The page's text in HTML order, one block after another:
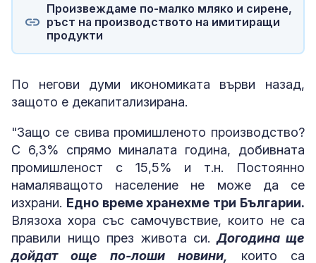
Произвеждаме по-малко мляко и сирене,
ръст на производството на имитиращи
продукти
По негови думи икономиката върви назад,
защото е декапитализирана.
"Защо се свива промишленото производство?
С 6,3% спрямо миналата година, добивната
промишленост с 15,5% и т.н. Постоянно
намаляващото население не може да се
изхрани. Едно време хранехме три Българии.
Влязоха хора със самочувствие, които не са
правили нищо през живота си. Догодина ще
дойдат още по-лоши новини,
които са